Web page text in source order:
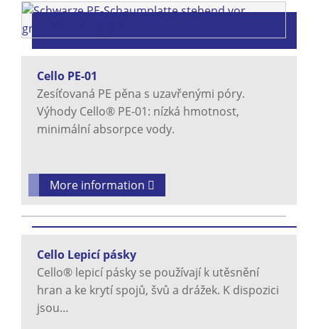
Cello PE-01
Zesíťovaná PE pěna s uzavřenými póry.
Výhody Cello® PE-01: nízká hmotnost,
minimální absorpce vody.
More information
Cello Lepicí pásky
Cello® lepicí pásky se používají k utěsnění
hran a ke krytí spojů, švů a drážek. K dispozici
jsou…